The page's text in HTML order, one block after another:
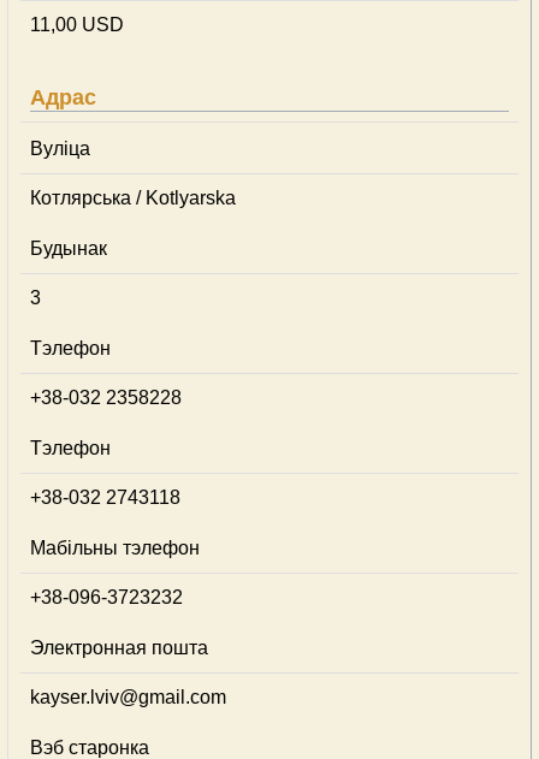
11,00 USD
Адрас
Вуліца
Котлярська / Kotlyarska
Будынак
3
Тэлефон
+38-032 2358228
Тэлефон
+38-032 2743118
Мабільны тэлефон
+38-096-3723232
Электронная пошта
kayser.lviv@gmail.com
Вэб старонка